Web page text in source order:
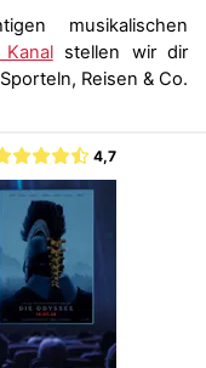
musikalischen
stellen wir dir
Reisen & Co.